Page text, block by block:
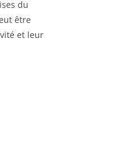
du
être
et leur